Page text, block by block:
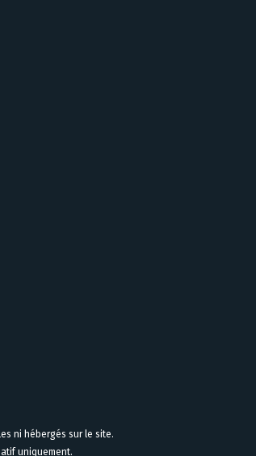
ni hébergés sur le site.
uniquement.